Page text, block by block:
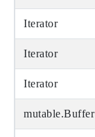
Iterator
Iterator
Iterator
mutable.Buffer